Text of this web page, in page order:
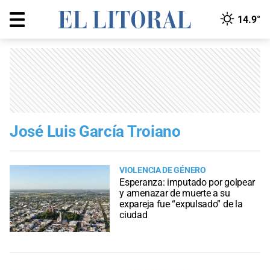
14.9°
José Luis García Troiano
VIOLENCIA DE GÉNERO
Esperanza: imputado por golpear
y amenazar de muerte a su
expareja fue “expulsado” de la
ciudad